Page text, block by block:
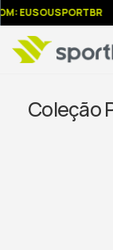
EUSOUSPORTBR
Coleção